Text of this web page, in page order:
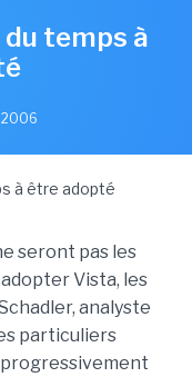
temps à
2006
seront pas les
Vista, les
analyste
particuliers